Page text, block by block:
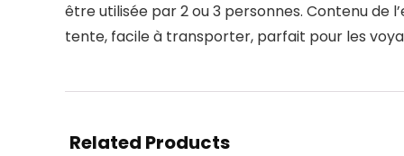
être utilisée par 2 ou 3 personnes. Contenu de
tente, facile à transporter, parfait pour les
Related Products